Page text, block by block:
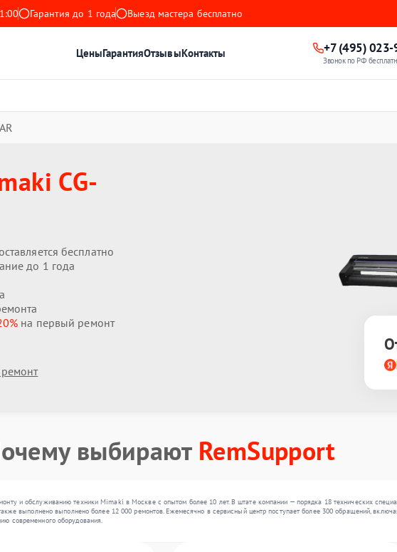
Гарантия до 1 года Выезд мастера бесплатно
ЦеныГарантияОтзывыКонтакты +7 (495)
Звонок по РФ
CG-
бесплатно
до 1 года
на первый ремонт
выбирают RemSupport
и обслуживанию техники Mimaki в Москве с опытом более 10 лет. В штате компании — порядка 18 технических
выполнено выполнено более 12 000 ремонтов. Ежемесячно в сервисный центр поступает более 300 обращений,
современного оборудования.